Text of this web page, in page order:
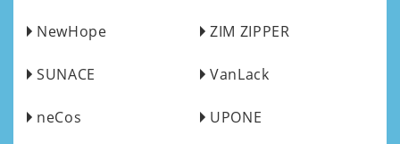
NewHope ZIM ZIPPER
SUNACE VanLack
neCos UPONE